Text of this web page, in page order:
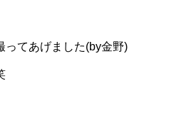
ってあげました(by金野)